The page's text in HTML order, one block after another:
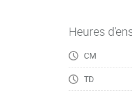
Heures
CM
TD